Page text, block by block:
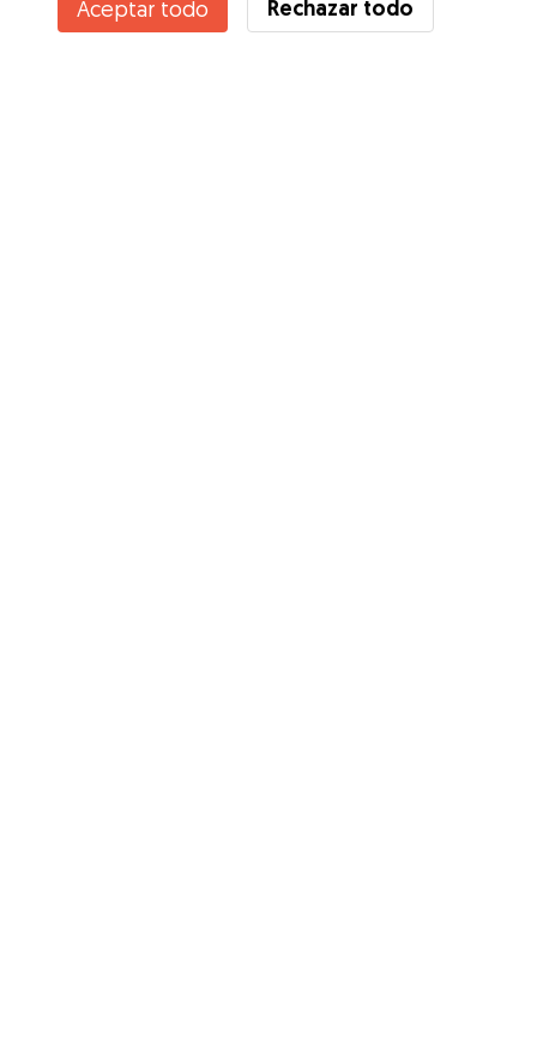
¿Conoces los Beneficios de Gudog? Ver más
Aceptar todo Rechazar todo